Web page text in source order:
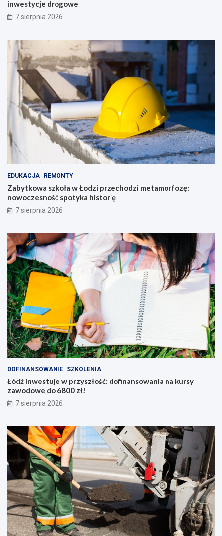
inwestycje drogowe
7 sierpnia 2026
EDUKACJA REMONTY
Zabytkowa szkoła w Łodzi przechodzi metamorfozę:
nowoczesność spotyka historię
7 sierpnia 2026
DOFINANSOWANIE SZKOLENIA
Łódź inwestuje w przyszłość: dofinansowania na kursy
zawodowe do 6800 zł!
7 sierpnia 2026